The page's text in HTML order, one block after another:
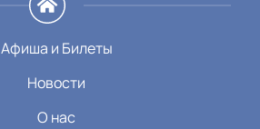
Афиша и Билеты
Новости
О нас